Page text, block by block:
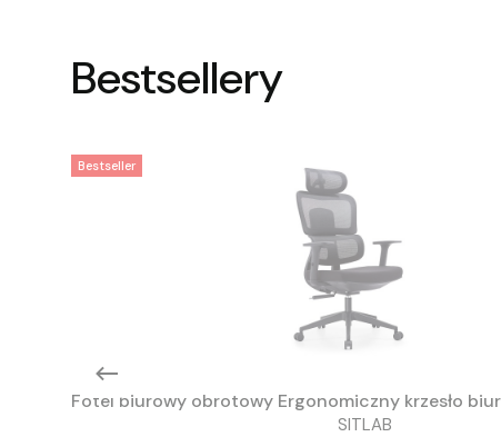
Bestsellery
Bestseller
Fotel biurowy obrotowy Ergonomiczny krzesło
SITLAB